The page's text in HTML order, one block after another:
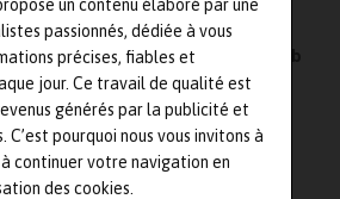
un contenu élaboré par une
passionnés, dédiée à vous
précises, fiables et
jour. Ce travail de qualité est
générés par la publicité et
C’est pourquoi nous vous invitons à
continuer votre navigation en
des cookies.
Delrieu, PDG du groupe Trescal, a été
au conseil d’administration d’Eurolab